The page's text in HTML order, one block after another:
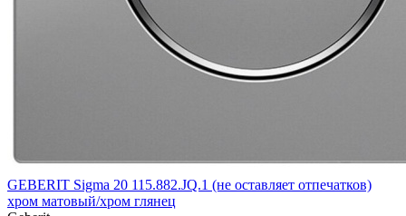
GEBERIT Sigma 20 115.882.JQ.1 (не оставляет отпечатков)
хром матовый/хром глянец